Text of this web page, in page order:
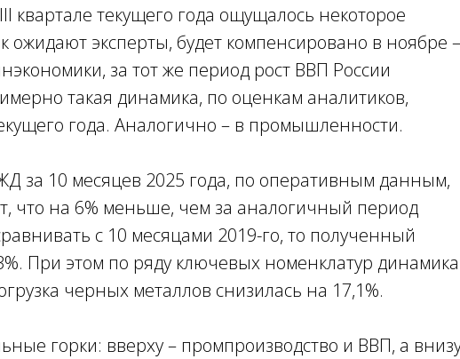
квартале текущего года ощущалось некоторое
ожидают эксперты, будет компенсировано в ноябре –
за тот же период рост ВВП России
такая динамика, по оценкам аналитиков,
года. Аналогично – в промышленности.
за 10 месяцев 2025 года, по оперативным данным,
что на 6% меньше, чем за аналогичный период
с 10 месяцами 2019-го, то полученный
При этом по ряду ключевых номенклатур динамика
черных металлов снизилась на 17,1%.
горки: вверху – промпроизводство и ВВП, а